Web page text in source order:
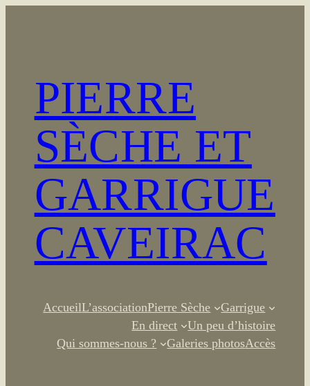
PIERRE
SÈCHE ET
GARRIGUE
CAVEIRAC
AccueilL’associationPierre Sèche
Garrigue
En direct
Un peu d’histoire
Qui sommes-nous ?
Galeries photosAccès